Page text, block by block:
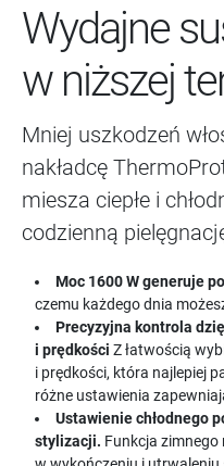
Wydajne
w niższej
Mniej uszkodzeń
nakładcę
miesza ciepłe i
codzienną
Moc 1600 W generuje
czemu każdego dnia
Precyzyjna kontrola
i prędkości Z łatwością
i prędkości, która najlepiej
różne ustawienia
Ustawienie chłodnego
stylizacji. Funkcja